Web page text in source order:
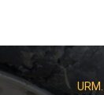
URM.